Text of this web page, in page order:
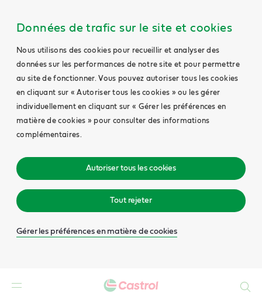
Données de trafic sur le site et cookies
Nous utilisons des cookies pour recueillir et analyser des
données sur les performances de notre site et pour permettre
au site de fonctionner. Vous pouvez autoriser tous les cookies
en cliquant sur « Autoriser tous les cookies » ou les gérer
individuellement en cliquant sur « Gérer les préférences en
matière de cookies » pour consulter des informations
complémentaires.
Autoriser tous les cookies
Tout rejeter
Gérer les préférences en matière de cookies